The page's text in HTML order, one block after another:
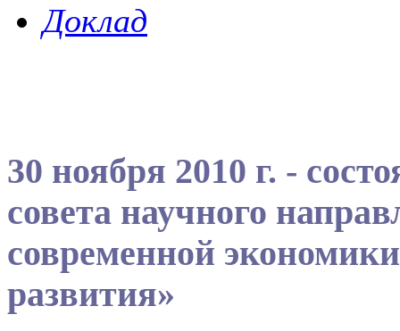
Доклад
30 ноября 2010 г. -
совета научного
современной
развития»